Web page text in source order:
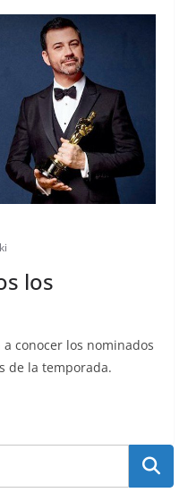
los
conocer los nominados
de la temporada.